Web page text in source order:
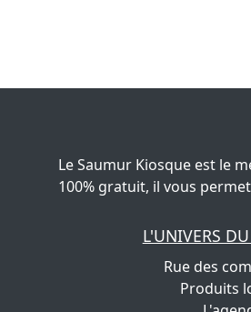
Le Saumur Kiosque est le
100% gratuit, il vous
L'UNIVERS
Rue des
Produits